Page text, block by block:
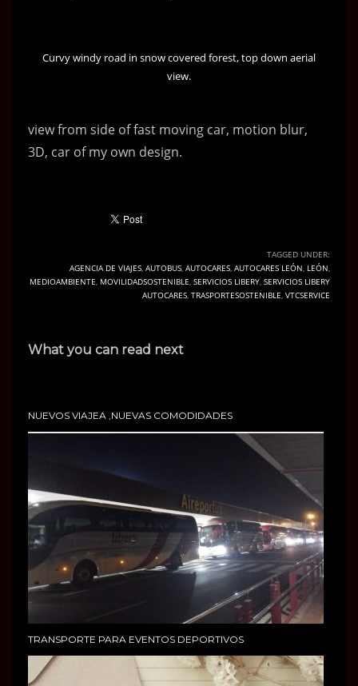
Curvy windy road in snow covered forest, top down aerial
view.
view from side of fast moving car, motion blur,
3D, car of my own design.
TAGGED UNDER:
AGENCIA DE VIAJES AUTOBUS AUTOCARES AUTOCARES LEÓN LEÓN
MEDIOAMBIENTE MOVILIDADSOSTENIBLE SERVICIOS LIBERY SERVICIOS LIBERY
AUTOCARES TRASPORTESOSTENIBLE VTCSERVICE
What you can read next
NUEVOS VIAJEA ,NUEVAS COMODIDADES
TRANSPORTE PARA EVENTOS DEPORTIVOS